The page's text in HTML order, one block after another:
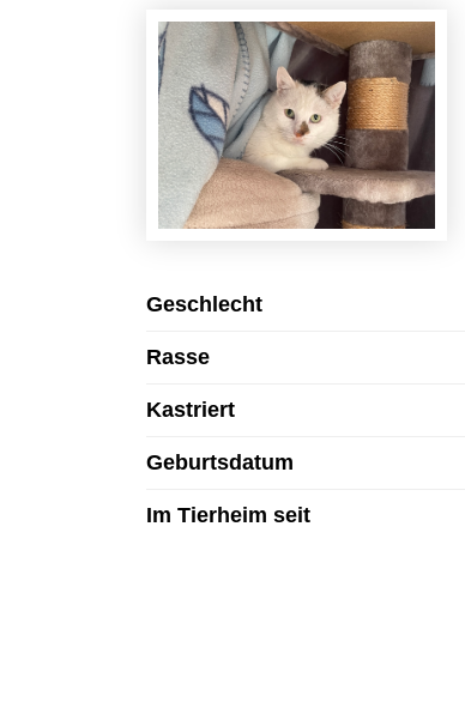
Geschlecht
Rasse
Kastriert
Geburtsdatum
Im Tierheim seit